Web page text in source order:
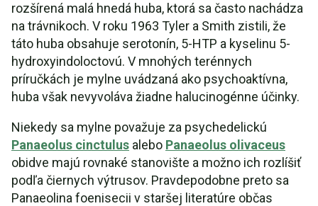
rozšírená malá hnedá huba, ktorá sa často nachádza
na trávnikoch. V roku 1963 Tyler a Smith zistili, že
táto huba obsahuje serotonín, 5-HTP a kyselinu 5-
hydroxyindoloctovú. V mnohých terénnych
príručkách je mylne uvádzaná ako psychoaktívna,
huba však nevyvoláva žiadne halucinogénne účinky.
Niekedy sa mylne považuje za psychedelickú
Panaeolus cinctulus alebo Panaeolus olivaceus
obidve majú rovnaké stanovište a možno ich rozlíšiť
podľa čiernych výtrusov. Pravdepodobne preto sa
Panaeolina foenisecii v staršej literatúre občas